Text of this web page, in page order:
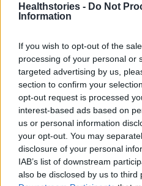
Healthstories - Do Not
Information
If you wish to opt-out of the
processing of your personal or
targeted advertising by us,
section to confirm your
opt-out request is processed
interest-based ads based on
us or personal information
your opt-out. You may
disclosure of your personal
IAB’s list of downstream
also be disclosed by us to third
την υποστήριξη της Be-
27 Φεβρουαρίου 2026
Μεταπροπονητική πείνα:
που θέλεις να
πάντα μετά την άσκηση
27 Φεβρουαρίου 2026
Ωρίων – Σπάνια νοσήματα